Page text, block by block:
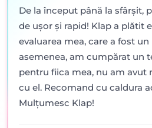
De la început până la sfârșit,
de ușor și rapid! Klap a plătit
evaluarea mea, care a fost
asemenea, am cumpărat un
pentru fiica mea, nu am avut
cu el. Recomand cu caldura
Mulțumesc Klap!